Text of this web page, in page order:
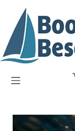
Inhalt
springen